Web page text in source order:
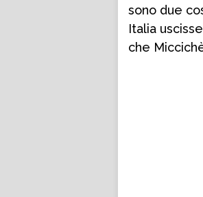
sono due
Italia
che